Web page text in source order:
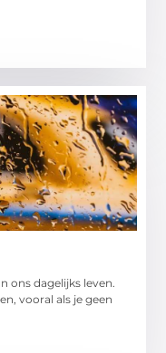
ons dagelijks leven.
vooral als je geen